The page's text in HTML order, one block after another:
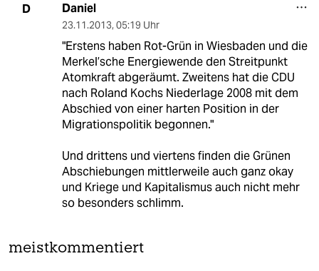
D Daniel
23.11.2013, 05:19 Uhr
"Erstens haben Rot-Grün in Wiesbaden und die
Merkel’sche Energiewende den Streitpunkt
Atomkraft abgeräumt. Zweitens hat die CDU
nach Roland Kochs Niederlage 2008 mit dem
Abschied von einer harten Position in der
Migrationspolitik begonnen."
Und drittens und viertens finden die Grünen
Abschiebungen mittlerweile auch ganz okay
und Kriege und Kapitalismus auch nicht mehr
so besonders schlimm.
meistkommentiert